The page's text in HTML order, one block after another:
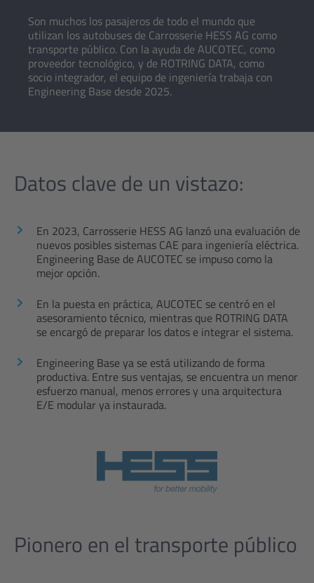
Son muchos los pasajeros de todo el mundo que
utilizan los autobuses de Carrosserie HESS AG como
transporte público. Con la ayuda de AUCOTEC, como
proveedor tecnológico, y de ROTRING DATA, como
socio integrador, el equipo de ingeniería trabaja con
Engineering Base desde 2025.
Datos clave de un vistazo:
En 2023, Carrosserie HESS AG lanzó una evaluación de
nuevos posibles sistemas CAE para ingeniería eléctrica.
Engineering Base de AUCOTEC se impuso como la
mejor opción.
En la puesta en práctica, AUCOTEC se centró en el
asesoramiento técnico, mientras que ROTRING DATA
se encargó de preparar los datos e integrar el sistema.
Engineering Base ya se está utilizando de forma
productiva. Entre sus ventajas, se encuentra un menor
esfuerzo manual, menos errores y una arquitectura
E/E modular ya instaurada.
Pionero en el transporte público